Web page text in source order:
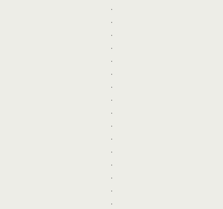
.
.
.
.
.
.
.
.
.
.
.
.
.
.
.
.